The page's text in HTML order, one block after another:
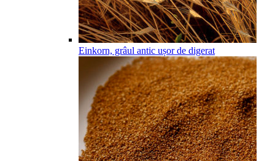
Einkorn, grâul antic ușor de digerat